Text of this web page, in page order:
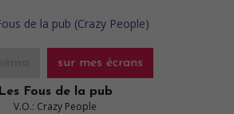
sur mes écrans
Les Fous de la pub
V.O.: Crazy People